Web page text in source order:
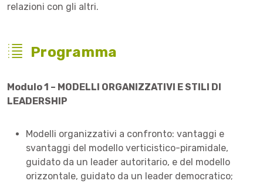
relazioni con gli altri.
Programma
Modulo 1 – MODELLI ORGANIZZATIVI E STILI DI
LEADERSHIP
Modelli organizzativi a confronto: vantaggi e
svantaggi del modello verticistico-piramidale,
guidato da un leader autoritario, e del modello
orizzontale, guidato da un leader democratico;